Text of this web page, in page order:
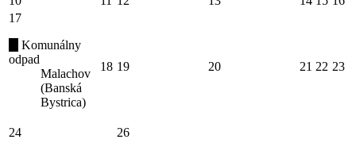
17
Komunálny
odpad
Malachov
(Banská
Bystrica)
18 19 20 21 22 23
24
26